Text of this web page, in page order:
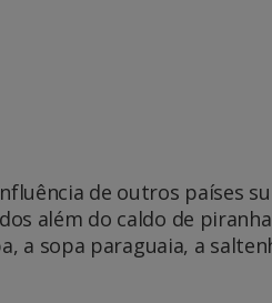
de outros países
além do caldo de
a sopa paraguaia, a